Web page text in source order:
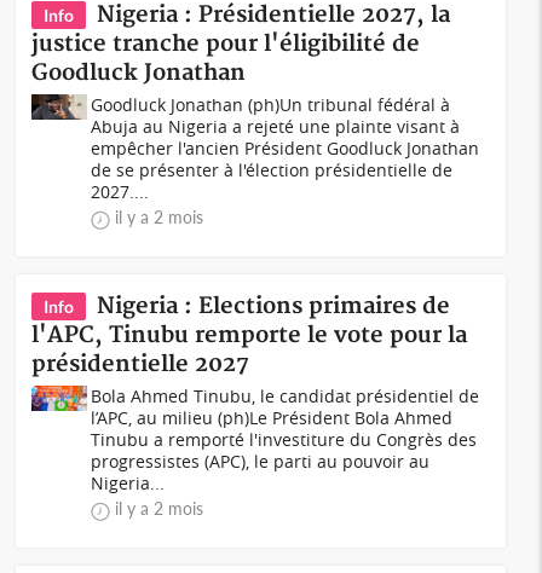
Info
Nigeria : Présidentielle 2027, la
justice tranche pour l'éligibilité de
Goodluck Jonathan
Goodluck Jonathan (ph)Un tribunal fédéral à
Abuja au Nigeria a rejeté une plainte visant à
empêcher l'ancien Président Goodluck Jonathan
de se présenter à l'élection présidentielle de
2027....
il y a 2 mois
Info
Nigeria : Elections primaires de
l'APC, Tinubu remporte le vote pour la
présidentielle 2027
Bola Ahmed Tinubu, le candidat présidentiel de
l’APC, au milieu (ph)Le Président Bola Ahmed
Tinubu a remporté l'investiture du Congrès des
progressistes (APC), le parti au pouvoir au
Nigeria...
il y a 2 mois